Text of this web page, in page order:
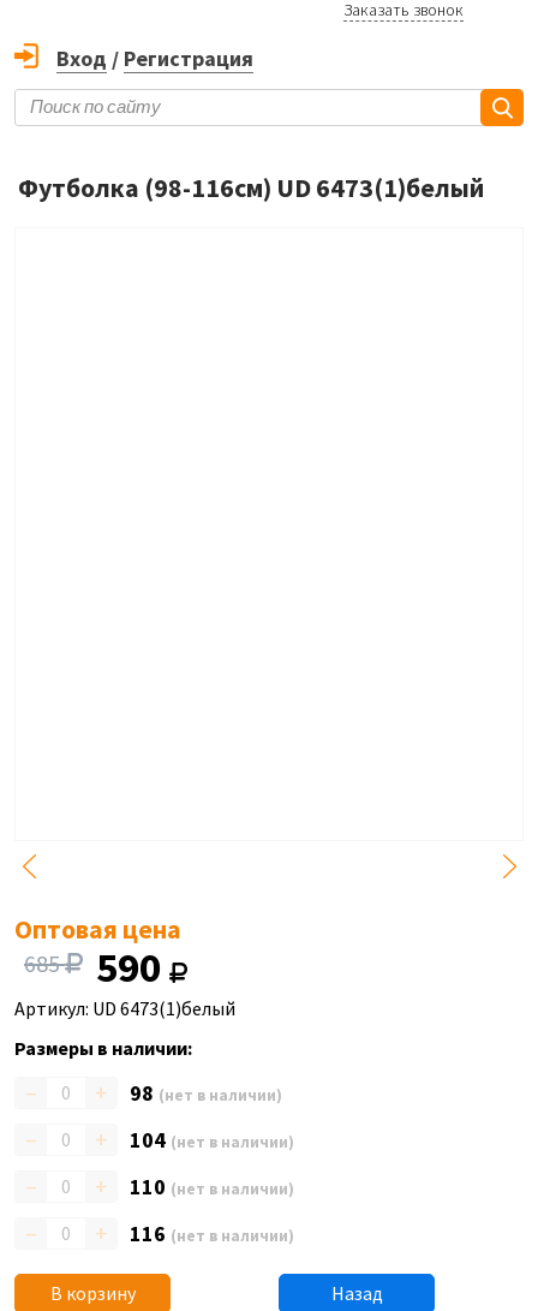
Заказать звонок
Вход / Регистрация
Футболка (98-116см) UD 6473(1)белый
Оптовая цена
685 590
Артикул: UD 6473(1)белый
Размеры в наличии:
– + 98 (нет в наличии)
– + 104 (нет в наличии)
– + 110 (нет в наличии)
– + 116 (нет в наличии)
В корзину Назад